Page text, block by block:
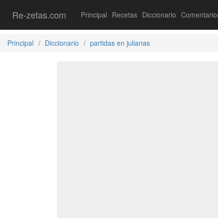
Re-zetas.com Principal Recetas Diccionario
Principal Diccionario partidas en julianas